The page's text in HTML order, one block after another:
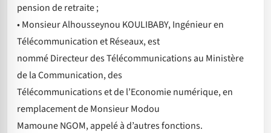
pension de retraite ;
• Monsieur Alhousseynou KOULIBABY, Ingénieur en
Télécommunication et Réseaux, est
nommé Directeur des Télécommunications au Ministère
de la Communication, des
Télécommunications et de l’Economie numérique, en
remplacement de Monsieur Modou
Mamoune NGOM, appelé à d’autres fonctions.